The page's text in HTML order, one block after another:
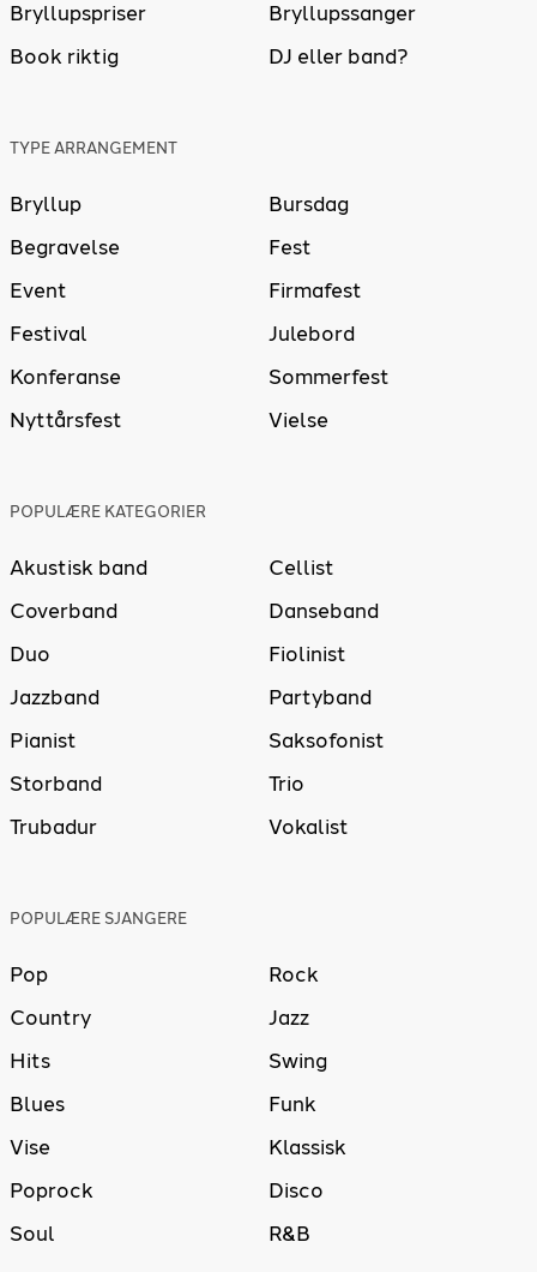
Bryllupspriser
Bryllupssanger
Book riktig
DJ eller band?
TYPE ARRANGEMENT
Bryllup
Bursdag
Begravelse
Fest
Event
Firmafest
Festival
Julebord
Konferanse
Sommerfest
Nyttårsfest
Vielse
POPULÆRE KATEGORIER
Akustisk band
Cellist
Coverband
Danseband
Duo
Fiolinist
Jazzband
Partyband
Pianist
Saksofonist
Storband
Trio
Trubadur
Vokalist
POPULÆRE SJANGERE
Pop
Rock
Country
Jazz
Hits
Swing
Blues
Funk
Vise
Klassisk
Poprock
Disco
Soul
R&B